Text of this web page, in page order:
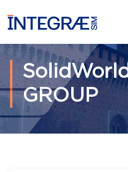
SolidWorld
GROUP